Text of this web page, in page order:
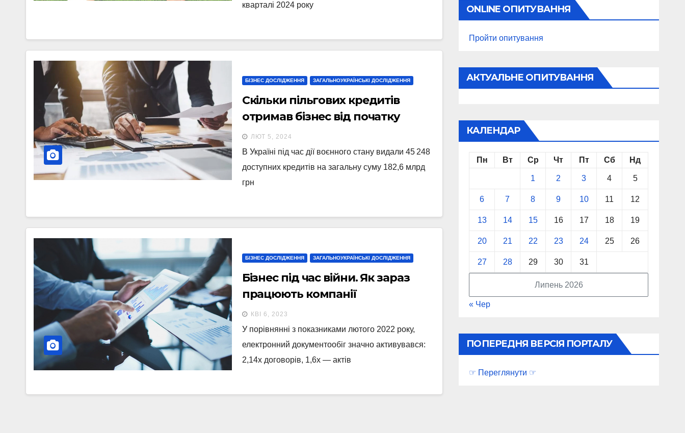
кварталі 2024 року
БІЗНЕС ДОСЛІДЖЕННЯ ЗАГАЛЬНОУКРАЇНСЬКІ ДОСЛІДЖЕННЯ
Скільки пільгових кредитів
отримав бізнес від початку
повномасштабного вторгнення
(інфографіка)
ЛЮТ 5, 2024
В Україні під час дії воєнного стану видали 45 248
доступних кредитів на загальну суму 182,6 млрд
грн
БІЗНЕС ДОСЛІДЖЕННЯ ЗАГАЛЬНОУКРАЇНСЬКІ ДОСЛІДЖЕННЯ
Бізнес під час війни. Як зараз
працюють компанії
(інфографіка)
КВІ 6, 2023
У порівнянні з показниками лютого 2022 року,
електронний документообіг значно активувався:
2,14х договорів, 1,6х — актів
ONLINE ОПИТУВАННЯ
Пройти опитування
АКТУАЛЬНЕ ОПИТУВАННЯ
КАЛЕНДАР
Липень 2026
Пн Вт Ср Чт Пт Сб Нд
1 2 3 4 5
6 7 8 9 10 11 12
13 14 15 16 17 18 19
20 21 22 23 24 25 26
27 28 29 30 31
« Чер
ПОПЕРЕДНЯ ВЕРСІЯ ПОРТАЛУ
☞ Переглянути ☞